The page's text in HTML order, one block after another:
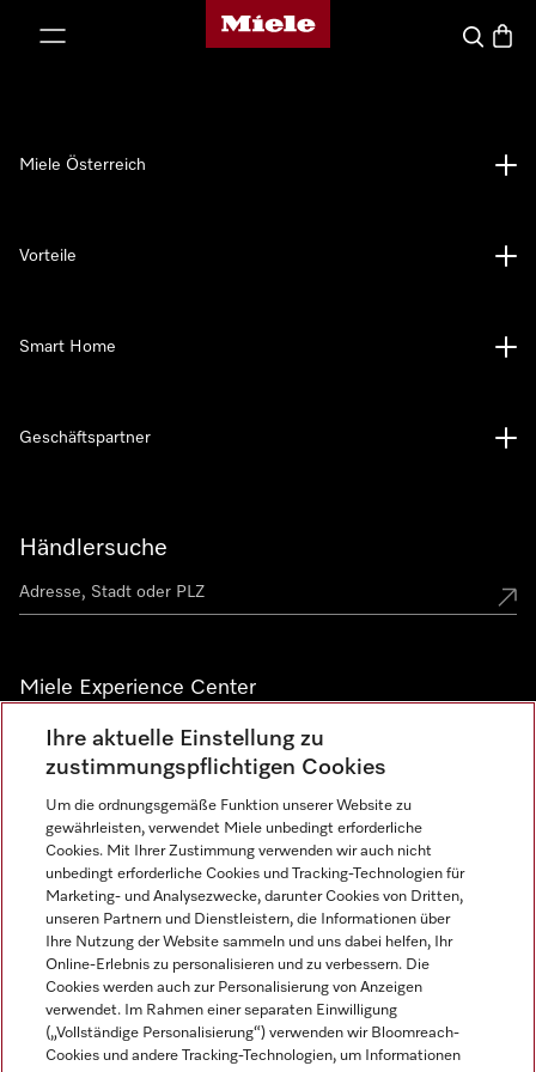
Miele-Homepage
Suche
Händlersuche
Miele Experience Center
Alle Miele Experience Center anzeigen
Newsletter
Miele Österreich
Vorteile
Smart Home
Geschäftspartner
Miele auf Instagram
Miele auf Facebook
Miele auf Youtube
Ihre aktuelle Einstellung zu
zustimmungspflichtigen Cookies
Um die ordnungsgemäße Funktion unserer Website zu
gewährleisten, verwendet Miele unbedingt erforderliche
Cookies. Mit Ihrer Zustimmung verwenden wir auch nicht
unbedingt erforderliche Cookies und Tracking-Technologien für
Marketing- und Analysezwecke, darunter Cookies von Dritten,
unseren Partnern und Dienstleistern, die Informationen über
Ihre Nutzung der Website sammeln und uns dabei helfen, Ihr
Online-Erlebnis zu personalisieren und zu verbessern. Die
Cookies werden auch zur Personalisierung von Anzeigen
verwendet. Im Rahmen einer separaten Einwilligung
(„Vollständige Personalisierung“) verwenden wir Bloomreach-
Cookies und andere Tracking-Technologien, um Informationen